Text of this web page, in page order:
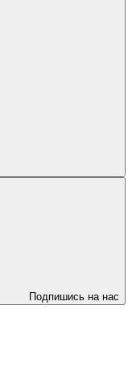
Подпишись на нас